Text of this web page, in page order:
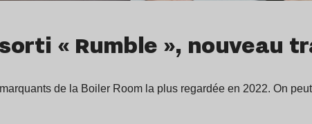
« Rumble », nouveau
de la Boiler Room la plus regardée en 2022. On